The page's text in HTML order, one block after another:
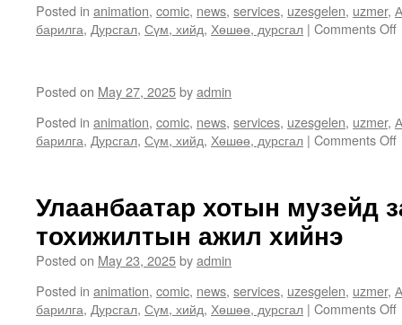
Posted in animation, comic, news, services, uzesgelen, uzmer,
барилга, Дурсгал, Сүм, хийд, Хөшөө, дурсгал | Comments Off
Posted on May 27, 2025byadmin
Posted in animation, comic, news, services, uzesgelen, uzmer,
барилга, Дурсгал, Сүм, хийд, Хөшөө, дурсгал | Comments Off
Улаанбаатар хотын музейд
тохижилтын ажил хийнэ
Posted on May 23, 2025byadmin
Posted in animation, comic, news, services, uzesgelen, uzmer,
барилга, Дурсгал, Сүм, хийд, Хөшөө, дурсгал | Comments Off